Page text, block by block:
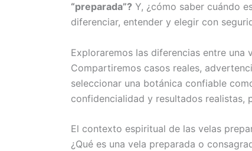
“preparada”? Y, ¿cómo saber cuándo
diferenciar, entender y elegir con
Exploraremos las diferencias entre
Compartiremos casos reales,
seleccionar una botánica confiable
confidencialidad y resultados realistas,
El contexto espiritual de las velas
¿Qué es una vela preparada o